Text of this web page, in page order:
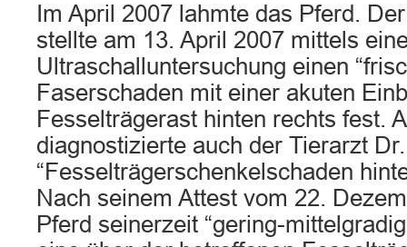
Im April 2007 lahmte das Pferd.
stellte am 13. April 2007 mittels
Ultraschalluntersuchung einen
Faserschaden mit einer akuten
Fesselträgerast hinten rechts fest.
diagnostizierte auch der Tierarzt
“Fesselträgerschenkelschaden
Nach seinem Attest vom 22.
Pferd seinerzeit “gering-